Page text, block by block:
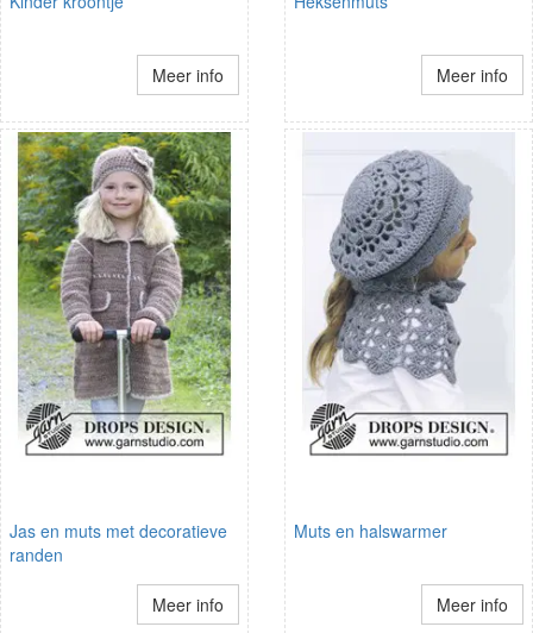
Meer info Meer info
Jas en muts met decoratieve
randen
Meer info
Muts en halswarmer
Meer info